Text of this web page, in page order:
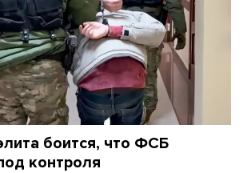
боится, что ФСБ
контроля